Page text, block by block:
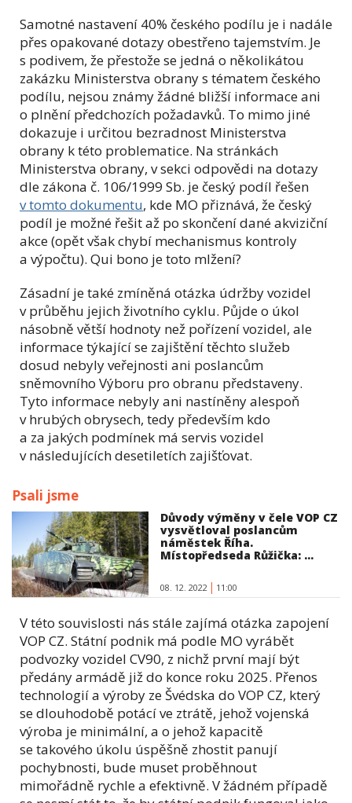
Samotné nastavení 40% českého podílu je i nadále
přes opakované dotazy obestřeno tajemstvím. Je
s podivem, že přestože se jedná o několikátou
zakázku Ministerstva obrany s tématem českého
podílu, nejsou známy žádné bližší informace ani
o plnění předchozích požadavků. To mimo jiné
dokazuje i určitou bezradnost Ministerstva
obrany k této problematice. Na stránkách
Ministerstva obrany, v sekci odpovědi na dotazy
dle zákona č. 106/1999 Sb. je český podíl řešen
v tomto dokumentu, kde MO přiznává, že český
podíl je možné řešit až po skončení dané akviziční
akce (opět však chybí mechanismus kontroly
a výpočtu). Qui bono je toto mlžení?
Zásadní je také zmíněná otázka údržby vozidel
v průběhu jejich životního cyklu. Půjde o úkol
násobně větší hodnoty než pořízení vozidel, ale
informace týkající se zajištění těchto služeb
dosud nebyly veřejnosti ani poslancům
sněmovního Výboru pro obranu představeny.
Tyto informace nebyly ani nastíněny alespoň
v hrubých obrysech, tedy především kdo
a za jakých podmínek má servis vozidel
v následujících desetiletích zajišťovat.
Psali jsme
Důvody výměny v čele VOP CZ
vysvětloval poslancům
náměstek Říha.
Místopředseda Růžička: ...
08. 12. 2022 11:00
V této souvislosti nás stále zajímá otázka zapojení
VOP CZ. Státní podnik má podle MO vyrábět
podvozky vozidel CV90, z nichž první mají být
předány armádě již do konce roku 2025. Přenos
technologií a výroby ze Švédska do VOP CZ, který
se dlouhodobě potácí ve ztrátě, jehož vojenská
výroba je minimální, a o jehož kapacitě
se takového úkolu úspěšně zhostit panují
pochybnosti, bude muset proběhnout
mimořádně rychle a efektivně. V žádném případě